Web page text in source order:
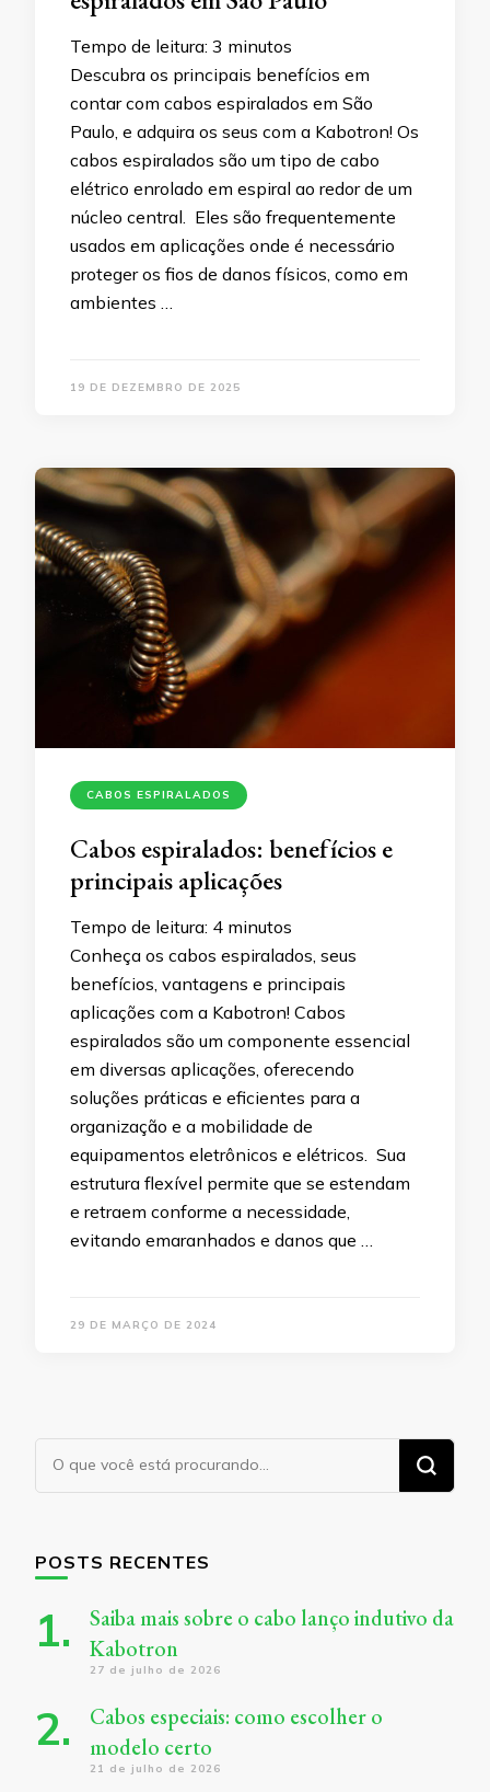
Tempo de leitura: 3 minutos
Descubra os principais benefícios em
contar com cabos espiralados em São
Paulo, e adquira os seus com a Kabotron! Os
cabos espiralados são um tipo de cabo
elétrico enrolado em espiral ao redor de um
núcleo central. Eles são frequentemente
usados em aplicações onde é necessário
proteger os fios de danos físicos, como em
ambientes …
19 DE DEZEMBRO DE 2025
CABOS ESPIRALADOS
Cabos espiralados: benefícios e
principais aplicações
Tempo de leitura: 4 minutos
Conheça os cabos espiralados, seus
benefícios, vantagens e principais
aplicações com a Kabotron! Cabos
espiralados são um componente essencial
em diversas aplicações, oferecendo
soluções práticas e eficientes para a
organização e a mobilidade de
equipamentos eletrônicos e elétricos. Sua
estrutura flexível permite que se estendam
e retraem conforme a necessidade,
evitando emaranhados e danos que …
29 DE MARÇO DE 2024
Procurando
algo?
POSTS RECENTES
Saiba mais sobre o cabo lanço indutivo da
Kabotron
27 de julho de 2026
Cabos especiais: como escolher o
modelo certo
21 de julho de 2026